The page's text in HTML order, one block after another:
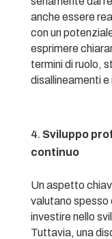
anche essere
con un
esprimere
termini di ruolo,
disallineamenti e
Sviluppo
continuo
Un aspetto
valutano spesso
investire nello
Tuttavia, una